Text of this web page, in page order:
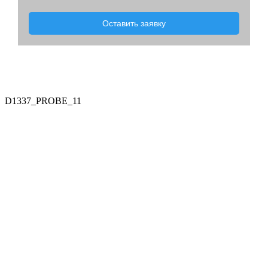
Оставить заявку